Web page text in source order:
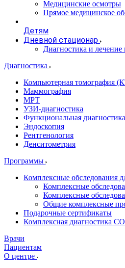
Медицинские осмотры
Прямое медицинское
Детям
Дневной стационар
Диагностика и
Диагностика
Компьютерная томография
Маммография
МРТ
УЗИ-диагностика
Функциональная диагностика
Эндоскопия
Рентгенология
Денситометрия
Программы
Комплексные обследования
Комплексные
Комплексные
Общие комплексные
Подарочные сертификаты
Комплексная диагностика
Врачи
Пациентам
О центре